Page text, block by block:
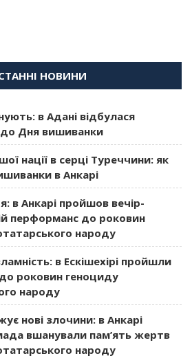
НОВИНИ
в Адані відбулася
до Дня вишиванки
нації в серці Туреччини: як
в Анкарі
в Анкарі пройшов вечір-
перформанс до роковин
народу
в Ескішехірі пройшли
роковин геноциду
народу
нові злочини: в Анкарі
вшанували пам’ять жертв
народу